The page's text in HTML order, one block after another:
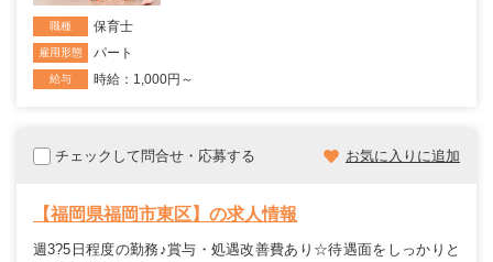
職種 保育士
雇用形態 パート
給与 時給：1,000円～
チェックして問合せ・応募する お気に入りに追加
【福岡県福岡市東区】の求人情報
週3?5日程度の勤務♪賞与・処遇改善費あり☆待遇面をしっかりと